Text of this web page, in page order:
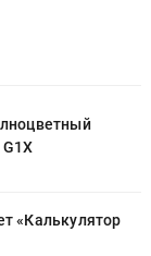
«Калькулятор